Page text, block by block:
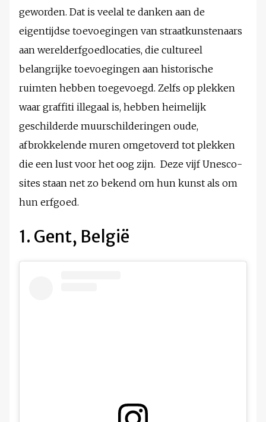
geworden. Dat is veelal te danken aan de
eigentijdse toevoegingen van straatkunstenaars
aan werelderfgoedlocaties, die cultureel
belangrijke toevoegingen aan historische
ruimten hebben toegevoegd. Zelfs op plekken
waar graffiti illegaal is, hebben heimelijk
geschilderde muurschilderingen oude,
afbrokkelende muren omgetoverd tot plekken
die een lust voor het oog zijn. Deze vijf Unesco-
sites staan net zo bekend om hun kunst als om
hun erfgoed.
1. Gent, België